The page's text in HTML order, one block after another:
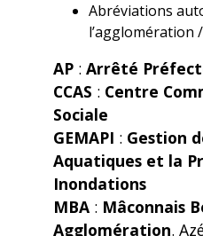
Abréviations
l’agglomération
AP : Arrêté
CCAS : Centre
Sociale
GEMAPI : Gestion
Aquatiques et la
Inondations
MBA : Mâconnais
Agglomération.